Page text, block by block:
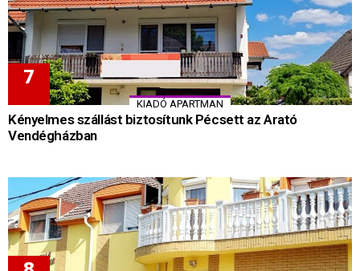
KIADÓ APARTMAN
Kényelmes szállást biztosítunk Pécsett az Arató
Vendégházban